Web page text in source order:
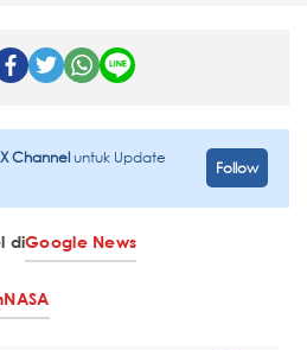
Channeluntuk Update
Follow
diGoogle News
NASA